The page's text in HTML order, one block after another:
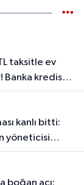
Banka kredisiz,
yöneticisi